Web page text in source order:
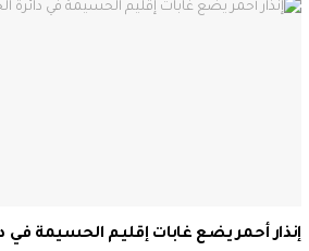
إنذار أحمر يضع غابات إقليم الحسيمة في